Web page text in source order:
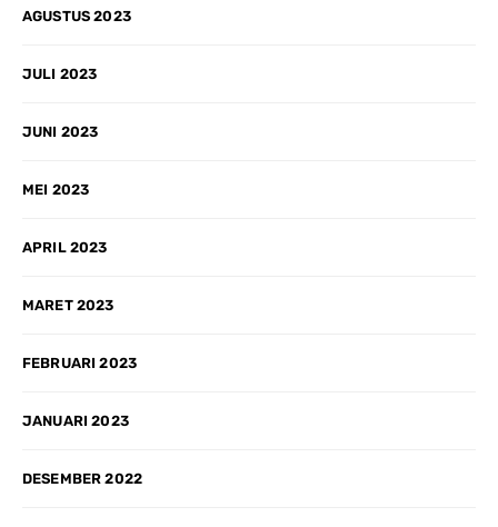
AGUSTUS 2023
JULI 2023
JUNI 2023
MEI 2023
APRIL 2023
MARET 2023
FEBRUARI 2023
JANUARI 2023
DESEMBER 2022